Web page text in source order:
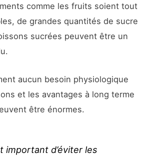
comme les fruits soient tout
de grandes quantités de sucre
sucrées peuvent être un
aucun besoin physiologique
et les avantages à long terme
être énormes.
important d’éviter les